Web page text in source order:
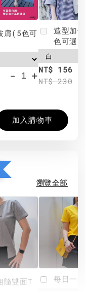
肩(5色可
- +
造型加分
色可選)
NT$ 156
NT$ 230
加入購物車
瀏覽全部
隨雙面T 每日一笑